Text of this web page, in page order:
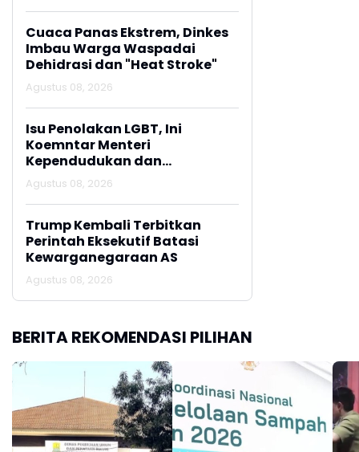
Cuaca Panas Ekstrem, Dinkes
Imbau Warga Waspadai
Dehidrasi dan "Heat Stroke"
Agustus 08, 2026
Isu Penolakan LGBT, Ini
Koemntar Menteri
Kependudukan dan
Pembangunan Keluarga
Agustus 08, 2026
Trump Kembali Terbitkan
Perintah Eksekutif Batasi
Kewarganegaraan AS
Agustus 08, 2026
BERITA REKOMENDASI PILIHAN